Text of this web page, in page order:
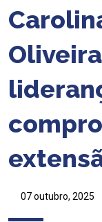
07 outubro, 2025